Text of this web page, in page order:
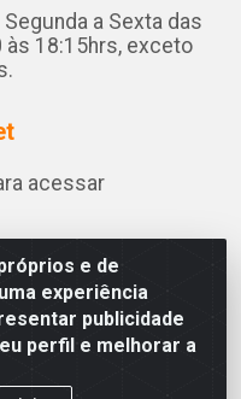
e de
experiência
publicidade
perfil e melhorar a
a Sexta das
às 18:15hrs, exceto
acessar
Leite, 265 - Ariado,
57.442-000 - CNPJ
06